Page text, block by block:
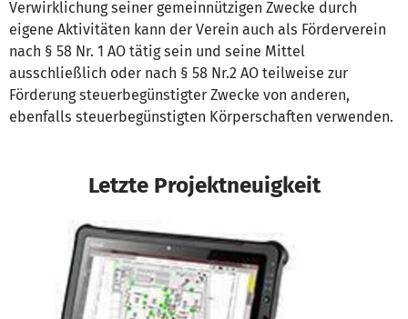
Verwirklichung seiner gemeinnützigen Zwecke durch
eigene Aktivitäten kann der Verein auch als Förderverein
nach § 58 Nr. 1 AO tätig sein und seine Mittel
ausschließlich oder nach § 58 Nr.2 AO teilweise zur
Förderung steuerbegünstigter Zwecke von anderen,
ebenfalls steuerbegünstigten Körperschaften verwenden.
Letzte Projektneuigkeit